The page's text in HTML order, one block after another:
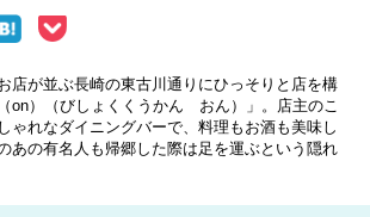
店が並ぶ長崎の東古川通りにひっそりと店を構
on）（びしょくくうかん おん）」。店主のこ
ゃれなダイニングバーで、料理もお酒も美味し
あの有名人も帰郷した際は足を運ぶという隠れ